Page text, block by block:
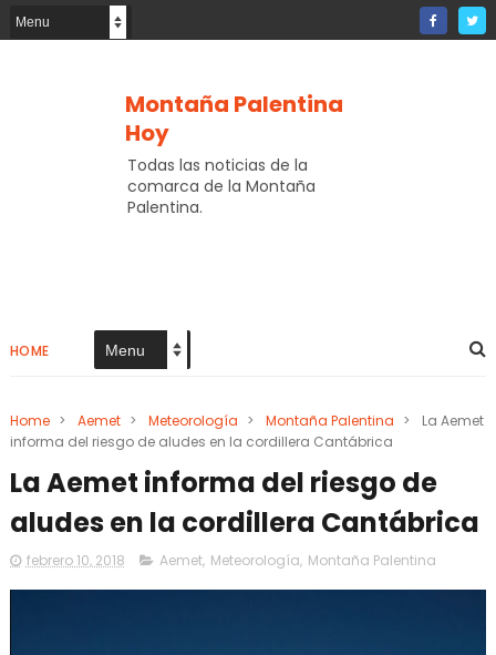
Montaña Palentina
Hoy
Todas las noticias de la
comarca de la Montaña
Palentina.
HOME
Home > Aemet > Meteorología > Montaña Palentina >
La Aemet
informa del riesgo de aludes en la cordillera Cantábrica
La Aemet informa del riesgo de
aludes en la cordillera Cantábrica
febrero 10, 2018 Aemet, Meteorología, Montaña Palentina